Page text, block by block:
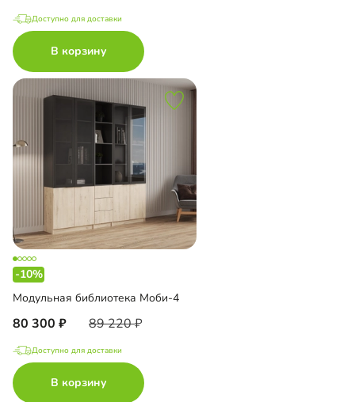
Доступно для доставки
В корзину
-10%
Модульная библиотека Моби-4
80 300 89 220
Доступно для доставки
В корзину